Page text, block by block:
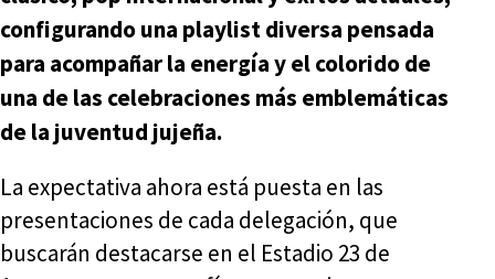
configurando una playlist diversa pensada
para acompañar la energía y el colorido de
una de las celebraciones más emblemáticas
de la juventud jujeña.
La expectativa ahora está puesta en las
presentaciones de cada delegación, que
buscarán destacarse en el Estadio 23 de